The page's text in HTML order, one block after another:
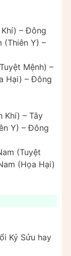
– Đông
(Thiên Y) –
Mệnh) –
Hại) – Đông
Khí) – Tây
Y) – Đông
(Tuyệt
(Họa Hại)
Kỷ Sửu hay